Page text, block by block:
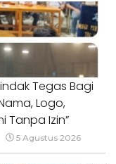
Tegas Bagi
Logo,
Tanpa Izin”
5 Agustus 2026